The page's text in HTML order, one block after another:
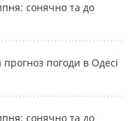
сонячно та до
погоди в Одесі
сонячно та до